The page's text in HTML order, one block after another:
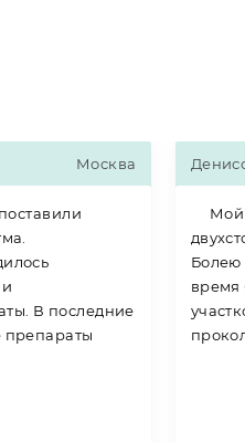
Москва
В последние
препараты
Мой
Болею
время